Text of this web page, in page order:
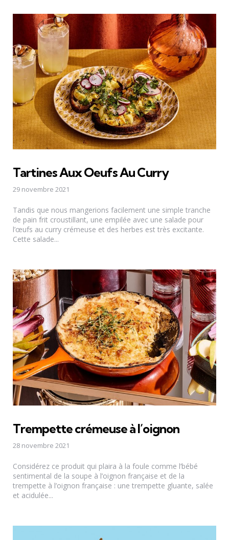
Tartines Aux Oeufs Au Curry
29 novembre 2021
Tandis que nous mangerions facilement une simple tranche
de pain frit croustillant, une empilée avec une salade pour
l’œufs au curry crémeuse et des herbes est très excitante.
Cette salade...
Trempette crémeuse à l’oignon
28 novembre 2021
Considérez ce produit qui plaira à la foule comme l’bébé
sentimental de la soupe à l’oignon française et de la
trempette à l’oignon française : une trempette gluante, salée
et acidulée...